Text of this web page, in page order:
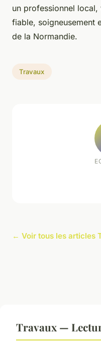
un professionnel
fiable, soigneusement
de la Normandie.
Travaux
← Voir tous les articles
Travaux —